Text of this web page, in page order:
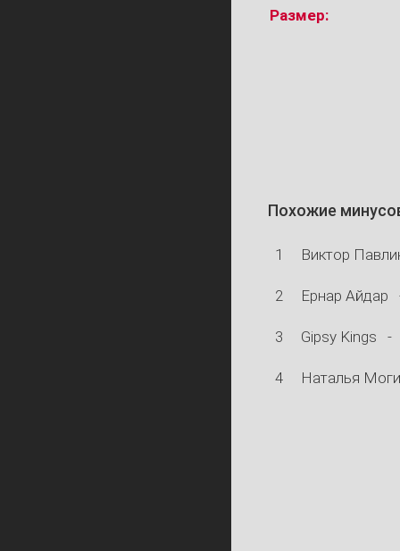
Размер:
Похожие
1 Виктор
2 Ернар Айдар
3 Gipsy Kings -
4 Наталья